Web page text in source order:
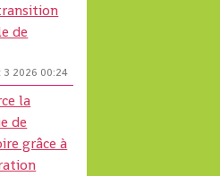
de
3 2026 00:24
la
de
grâce à